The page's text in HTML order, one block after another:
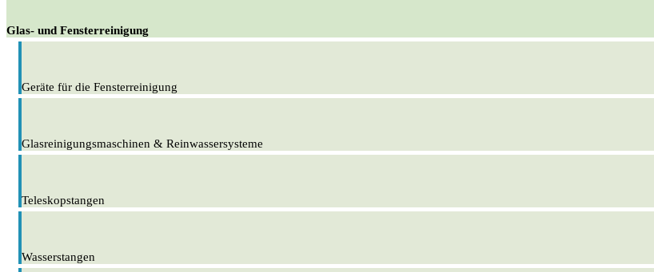
Glas- und Fensterreinigung
Geräte für die Fensterreinigung
Glasreinigungsmaschinen & Reinwassersysteme
Teleskopstangen
Wasserstangen